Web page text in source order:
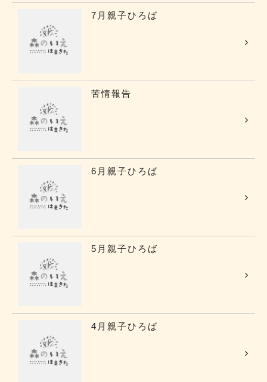
7月親子ひろば
苦情報告
6月親子ひろば
5月親子ひろば
4月親子ひろば